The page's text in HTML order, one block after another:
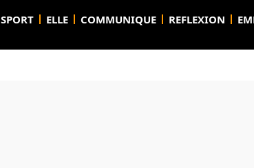
SPORT ELLE COMMUNIQUE REFLEXION